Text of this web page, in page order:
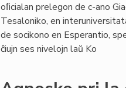
oﬁcialan prelegon de c-ano
Tesaloniko, en
de socikono en Esperantio,
ĉiujn ses nivelojn laŭ Ko